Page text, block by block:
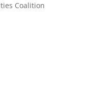
Coalition